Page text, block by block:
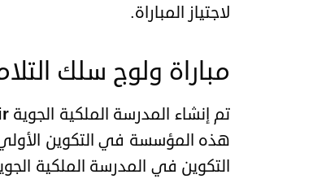
لاجتياز المباراة.
مباراة ولوج سلك
تم إنشاء المدرسة الملكية الجوية L’
هذه المؤسسة في التكوين
التكوين في المدرسة الملكية